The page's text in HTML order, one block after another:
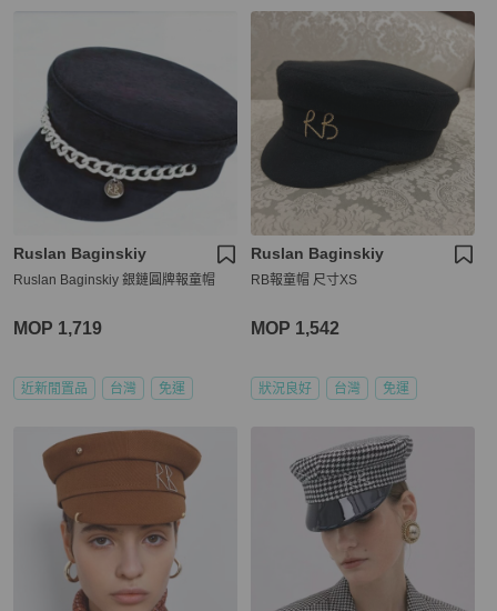
Ruslan Baginskiy
Ruslan Baginskiy 銀鏈圓牌報童帽
MOP 1,719
近新閒置品 台灣 免運
Ruslan Baginskiy
RB報童帽 尺寸XS
MOP 1,542
狀況良好 台灣 免運